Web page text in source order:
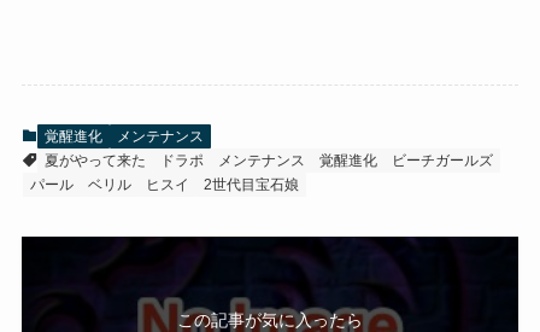
覚醒進化
メンテナンス
夏がやって来た
ドラポ メンテナンス 覚醒進化
ビーチガールズ
パール
ベリル ヒスイ 2世代目宝石娘
この記事が気に入ったら